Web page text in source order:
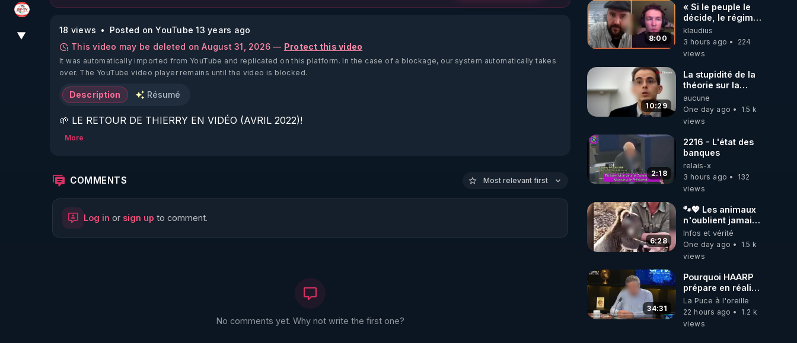
JSF - TV
▼ 18 views
Posted on YouTube 13 years ago
This video may be deleted on August 31, 2026 — Protect this video
It was automatically imported from YouTube and replicated on this platform. In the case of a blockage, our system automatically takes
over. The YouTube video player remains until the video is blocked.
Description Résumé
🌱 LE RETOUR DE THIERRY EN VIDÉO (AVRIL 2022)!
🌱 LE MAGAZINE RÉGÉNÈRE
http://rgnr.li/ymag
More
COMMENTS Most relevant first
Log in or sign up to comment.
No comments yet. Why not write the first one?
8:00
« Si le peuple le
décide, le régime
peut tomber
demain ! »
klaudius
3 hours ago
224
views
10:29
La stupidité de la
théorie sur la
responsabilité de
l’homme
concernant le
carbone.
aucune
One day ago
1.5 k
views
2:18
2216 - L'état des
banques
relais-x
3 hours ago
132
views
6:28
🐾💖 Les animaux
n'oublient jamais
ceux qu'ils
aiment… 🥹❤️
Infos et vérité
One day ago
1.5 k
views
34:31
Pourquoi HAARP
prépare en réalité
un CHAOS
climatique, on
répond
La Puce à l'oreille
22 hours ago
1.2 k
views